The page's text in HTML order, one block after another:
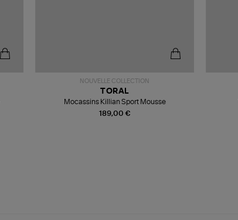
NOUVELLE COLLECTION
189,00 €
TORAL
Mocassins Killian Sport Mousse